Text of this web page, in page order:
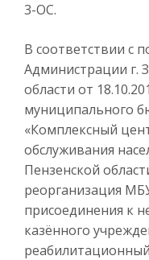
3-ОС.
В соответствии с
Администрации г.
области от
муниципального
«Комплексный
обслуживания
Пензенской
реорганизация
присоединения к
казённого